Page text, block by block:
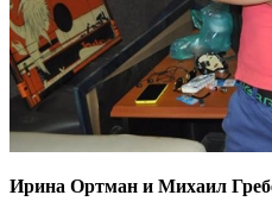
Ирина Ортман и Михаил